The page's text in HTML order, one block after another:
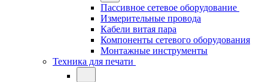
Пассивное сетевое оборудование
Измерительные провода
Кабели витая пара
Компоненты сетевого оборудования
Монтажные инструменты
Техника для печати